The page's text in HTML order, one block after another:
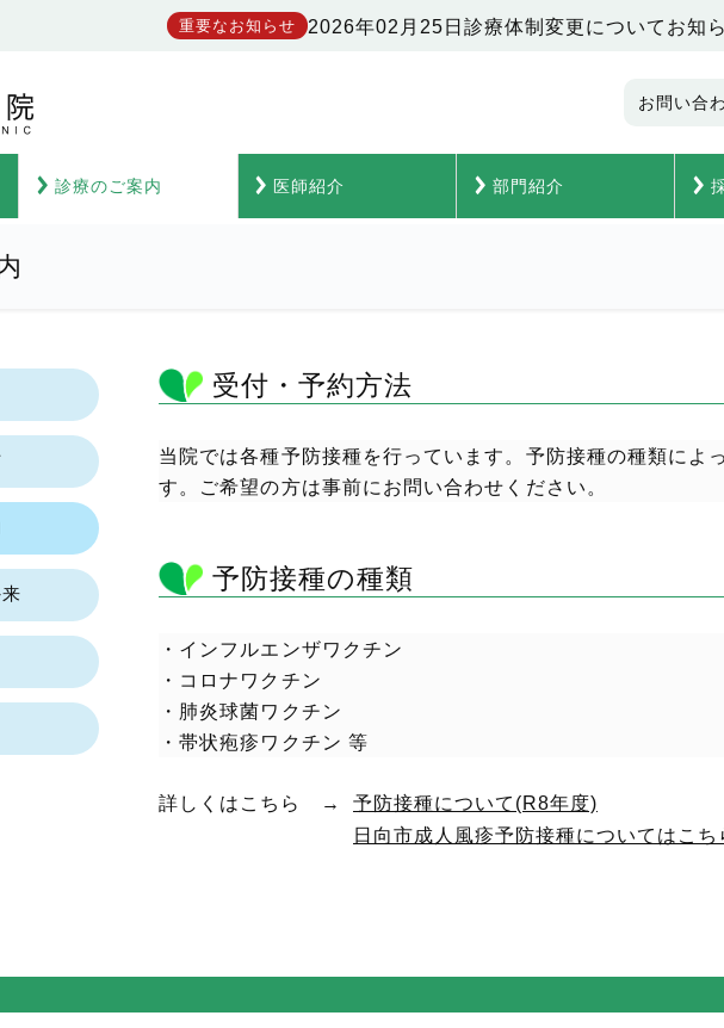
重要なお知らせ 2026年02月25日診療体制変更についてお知
お問い合
診療のご案内 医師紹介 部門紹介
予防接種のご案内
受付・予約方法
当院では各種予防接種を行っています。予防接種の種類によ
す。ご希望の方は事前にお問い合わせください。
予防接種の種類
・インフルエンザワクチン
・コロナワクチン
・肺炎球菌ワクチン
・帯状疱疹ワクチン 等
詳しくはこちら →
予防接種について(R8年度)
日向市成人風疹予防接種についてはこち